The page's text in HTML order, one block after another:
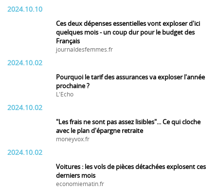
2024.10.10
Ces deux dépenses essentielles vont exploser d'ici
quelques mois - un coup dur pour le budget des
Français
journaldesfemmes.fr
2024.10.02
Pourquoi le tarif des assurances va exploser l'année
prochaine ?
L'Echo
2024.10.02
"Les frais ne sont pas assez lisibles"... Ce qui cloche
avec le plan d'épargne retraite
moneyvox.fr
2024.10.02
Voitures : les vols de pièces détachées explosent ces
derniers mois
economiematin.fr